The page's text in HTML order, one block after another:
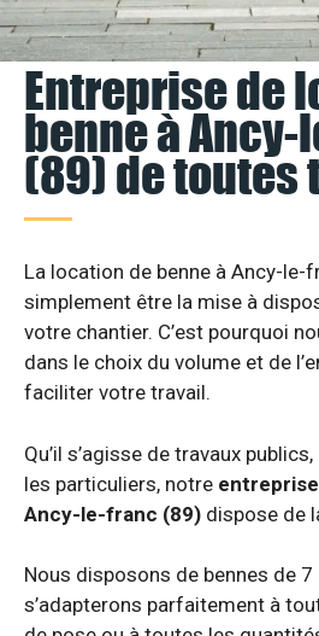
Entreprise de
benne à
(89) de toutes
La location de benne à Ancy-le-
simplement être la mise à
votre chantier. C’est pourquoi
dans le choix du volume et de
faciliter votre travail.
Qu’il s’agisse de travaux
les particuliers, notre
Ancy-le-franc (89) dispose de
Nous disposons de bennes de
s’adapterons parfaitement à